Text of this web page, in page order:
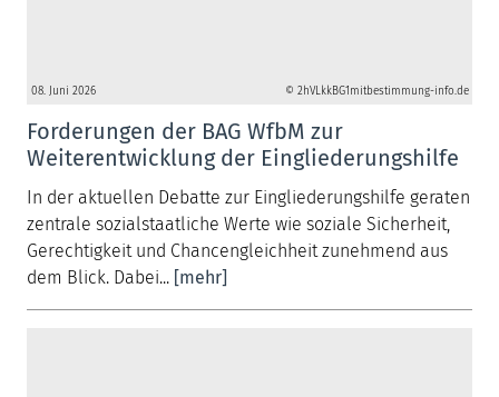
08. Juni 2026 © 2hVLkkBG1mitbestimmung-info.de
Forderungen der BAG WfbM zur
Weiterentwicklung der Eingliederungshilfe
In der aktuellen Debatte zur Eingliederungshilfe geraten
zentrale sozialstaatliche Werte wie soziale Sicherheit,
Gerechtigkeit und Chancengleichheit zunehmend aus
dem Blick. Dabei... [mehr]